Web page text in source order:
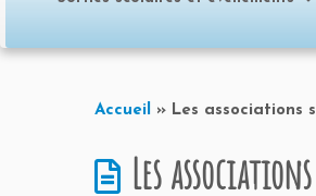
Accueil » Les associations
Les